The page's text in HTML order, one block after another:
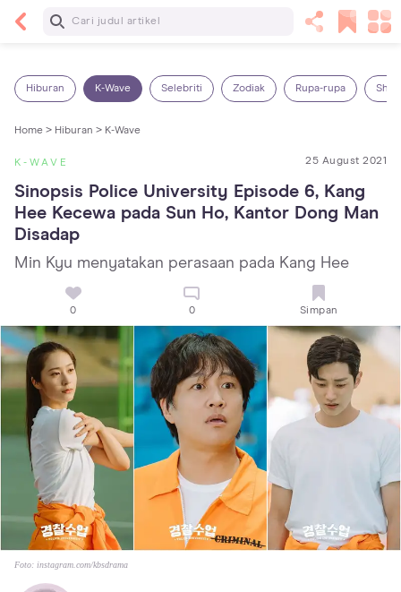
Baca Selanjutnya
Hiburan K-Wave Selebriti Zodiak Rupa-rupa
Home > Hiburan > K-Wave
K-WAVE 25 August 2021
Sinopsis Police University Episode 6, Kang
Hee Kecewa pada Sun Ho, Kantor Dong Man
Disadap
Min Kyu menyatakan perasaan pada Kang Hee
0 0 Simpan
Foto: instagram.com/kbsdrama